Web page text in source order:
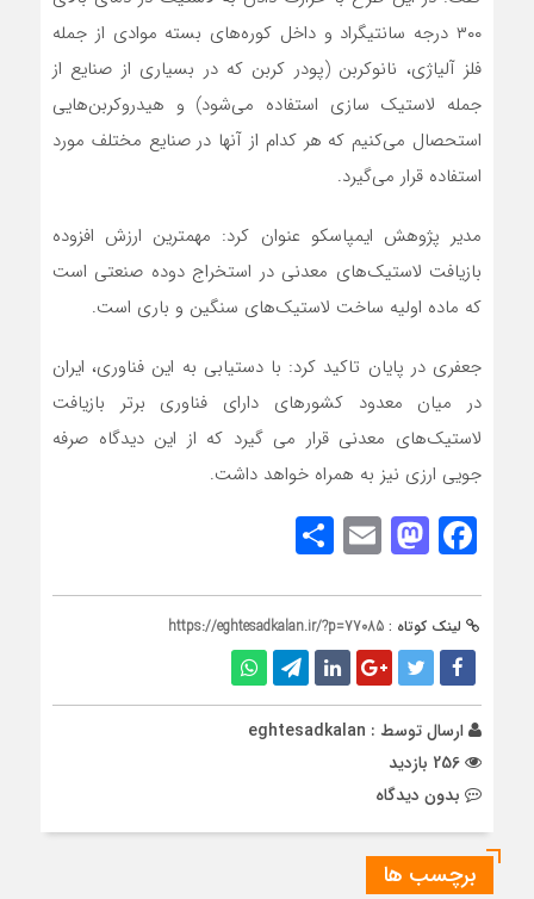
۳۰۰ درجه سانتیگراد و داخل کوره‌های بسته موادی از جمله
فلز آلیاژی، نانوکربن (پودر کربن که در بسیاری از صنایع از
جمله لاستیک سازی استفاده می‌شود) و هیدروکربن‌هایی
استحصال می‌کنیم که هر کدام از آنها در صنایع مختلف مورد
استفاده قرار می‌گیرد.
مدیر پژوهش ایمپاسکو عنوان کرد: مهمترین ارزش افزوده
بازیافت لاستیک‌های معدنی در استخراج دوده صنعتی است
که ماده اولیه ساخت لاستیک‌های سنگین و باری است.
جعفری در پایان تاکید کرد: با دستیابی به این فناوری، ایران
در میان معدود کشورهای دارای فناوری برتر بازیافت
لاستیک‌های معدنی قرار می گیرد که از این دیدگاه صرفه
جویی ارزی نیز به همراه خواهد داشت.
Facebook
Mastodon
Email
لینک کوتاه : https://eghtesadkalan.ir/?p=77085
ارسال توسط : eghtesadkalan
بدون دیدگاه
برچسب ها